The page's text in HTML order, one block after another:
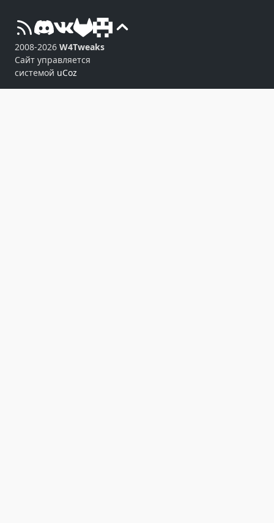
2008-2026 W4Tweaks
Сайт управляется
системой uCoz